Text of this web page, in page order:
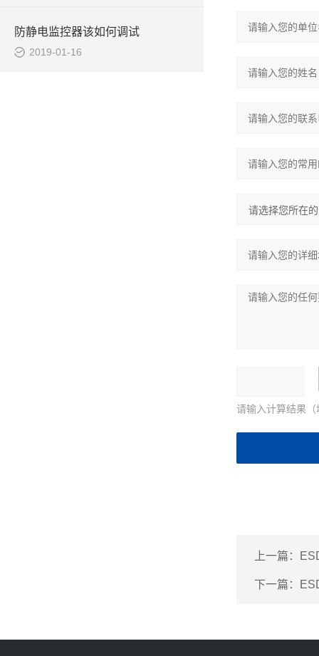
防静电监控器该如何调试
2019-01-16
请输入计算结果
上一篇：
下一篇：